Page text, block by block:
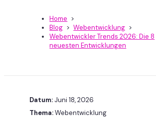
Home >
Blog > Webentwicklung >
Webentwickler Trends 2026: Die 8
neuesten Entwicklungen
Datum: Juni 18, 2026
Thema:Webentwicklung